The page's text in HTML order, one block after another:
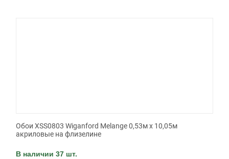
Обои XSS0803 Wiganford Melange 0,53м x 10,05м
акриловые на флизелине
В наличии 37 шт.